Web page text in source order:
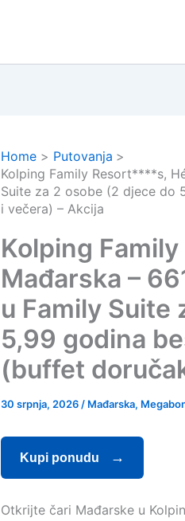
Home
Putovanja
Kolping Family Resort****s,
Suite za 2 osobe (2 djece do
i večera) – Akcija
Kolping
Mađarska –
u Family Suite
5,99 godina
(buffet
30 srpnja, 2026 / Mađarska,
Kupi ponudu
Otkrijte čari Mađarske u